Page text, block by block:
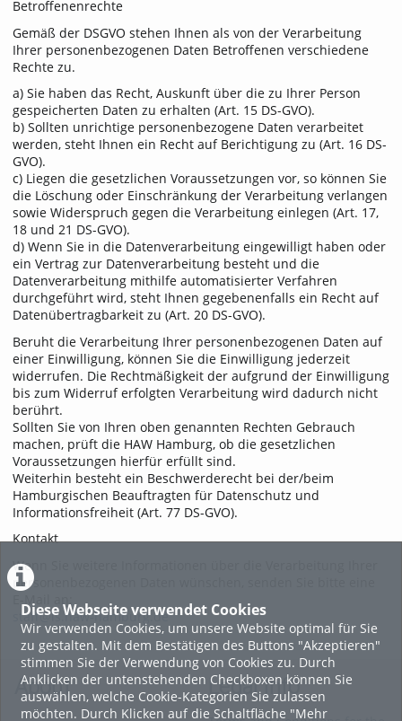
Diese Webseite verwendet Cookies
Wir verwenden Cookies, um unsere Website optimal für Sie
zu gestalten. Mit dem Bestätigen des Buttons "Akzeptieren"
stimmen Sie der Verwendung von Cookies zu. Durch
Anklicken der untenstehenden Checkboxen können Sie
auswählen, welche Cookie-Kategorien Sie zulassen
möchten. Durch Klicken auf die Schaltfläche "Mehr
Betroffenenrechte
Gemäß der DSGVO stehen Ihnen als von der Verarbeitung
Ihrer personenbezogenen Daten Betroffenen verschiedene
Rechte zu.
a) Sie haben das Recht, Auskunft über die zu Ihrer Person
gespeicherten Daten zu erhalten (Art. 15 DS-GVO).
b) Sollten unrichtige personenbezogene Daten verarbeitet
werden, steht Ihnen ein Recht auf Berichtigung zu (Art. 16 DS-
GVO).
c) Liegen die gesetzlichen Voraussetzungen vor, so können Sie
die Löschung oder Einschränkung der Verarbeitung verlangen
sowie Widerspruch gegen die Verarbeitung einlegen (Art. 17,
18 und 21 DS-GVO).
d) Wenn Sie in die Datenverarbeitung eingewilligt haben oder
ein Vertrag zur Datenverarbeitung besteht und die
Datenverarbeitung mithilfe automatisierter Verfahren
durchgeführt wird, steht Ihnen gegebenenfalls ein Recht auf
Datenübertragbarkeit zu (Art. 20 DS-GVO).
Beruht die Verarbeitung Ihrer personenbezogenen Daten auf
einer Einwilligung, können Sie die Einwilligung jederzeit
widerrufen. Die Rechtmäßigkeit der aufgrund der Einwilligung
bis zum Widerruf erfolgten Verarbeitung wird dadurch nicht
berührt.
Sollten Sie von Ihren oben genannten Rechten Gebrauch
machen, prüft die HAW Hamburg, ob die gesetzlichen
Voraussetzungen hierfür erfüllt sind.
Weiterhin besteht ein Beschwerderecht bei der/beim
Hamburgischen Beauftragten für Datenschutz und
Informationsfreiheit (Art. 77 DS-GVO).
Kontakt
Wenn Sie weitere Informationen über die Verarbeitung Ihrer
personenbezogenen Daten wünschen, senden Sie bitte eine
staff@ls.haw-hamburg.de
About Legal Info